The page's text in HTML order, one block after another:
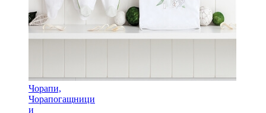
Чорапи,
Чорапогащници
и